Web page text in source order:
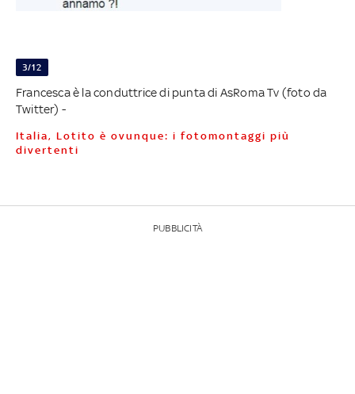
3/12
Francesca è la conduttrice di punta di AsRoma Tv (foto da
Twitter) -
Italia, Lotito è ovunque: i fotomontaggi più
divertenti
PUBBLICITÀ